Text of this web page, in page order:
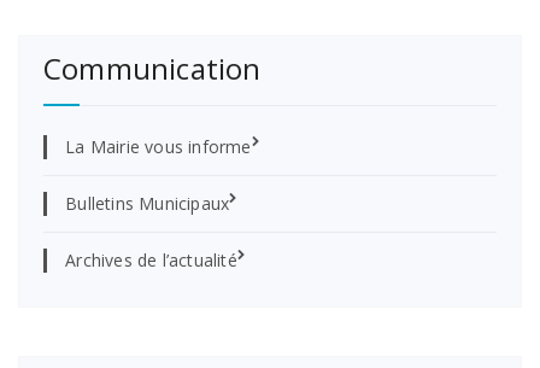
Communication
La Mairie vous informe
Bulletins Municipaux
Archives de l’actualité